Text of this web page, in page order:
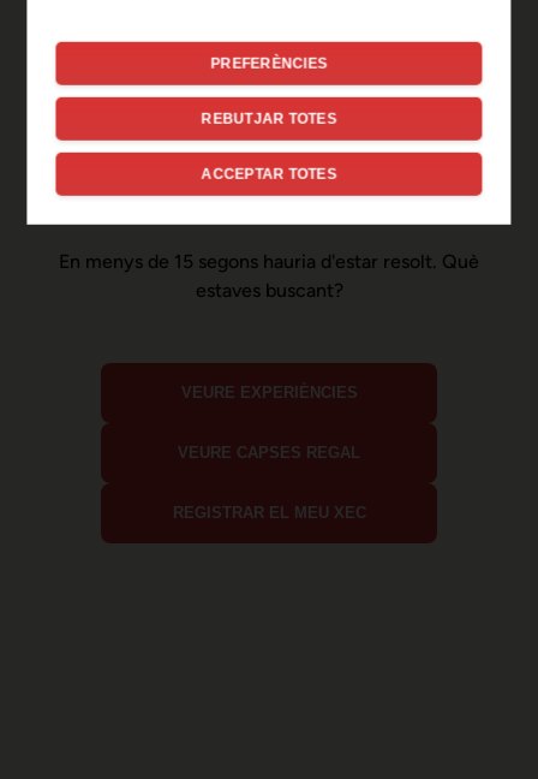
Ep, disculpa!
Sembla que hi ha hagut un
error de connexió temporal
En menys de 15 segons hauria d'estar resolt. Què
estaves buscant?
VEURE EXPERIÈNCIES
VEURE CAPSES REGAL
REGISTRAR EL MEU XEC
PREFERÈNCIES
REBUTJAR TOTES
ACCEPTAR TOTES